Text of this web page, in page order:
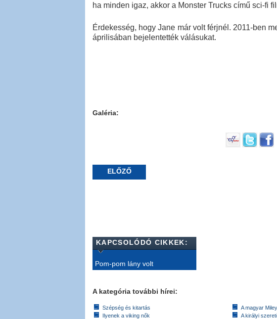
ha minden igaz, akkor a Monster Trucks című sci-fi
Érdekesség, hogy Jane már volt férjnél. 2011-ben
áprilisában bejelentették válásukat.
Galéria:
ELŐZŐ
KAPCSOLÓDÓ CIKKEK:
Pom-pom lány volt
A kategória további hírei:
Szépség és kitartás
Ilyenek a viking nők
A magyar
A királyi